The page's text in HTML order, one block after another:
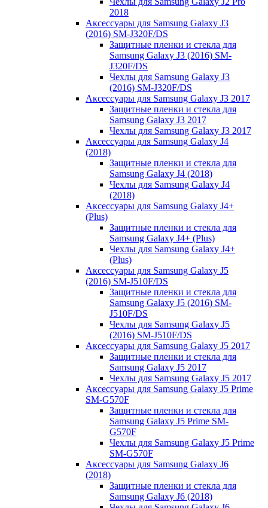
2018
Аксессуары для Samsung Galaxy J3
(2016) SM-J320F/DS
Защитные пленки и стекла для
Samsung Galaxy J3 (2016) SM-
J320F/DS
Чехлы для Samsung Galaxy J3
(2016) SM-J320F/DS
Аксессуары для Samsung Galaxy J3 2017
Защитные пленки и стекла для
Samsung Galaxy J3 2017
Чехлы для Samsung Galaxy J3 2017
Аксессуары для Samsung Galaxy J4
(2018)
Защитные пленки и стекла для
Samsung Galaxy J4 (2018)
Чехлы для Samsung Galaxy J4
(2018)
Аксессуары для Samsung Galaxy J4+
(Plus)
Защитные пленки и стекла для
Samsung Galaxy J4+ (Plus)
Чехлы для Samsung Galaxy J4+
(Plus)
Аксессуары для Samsung Galaxy J5
(2016) SM-J510F/DS
Защитные пленки и стекла для
Samsung Galaxy J5 (2016) SM-
J510F/DS
Чехлы для Samsung Galaxy J5
(2016) SM-J510F/DS
Аксессуары для Samsung Galaxy J5 2017
Защитные пленки и стекла для
Samsung Galaxy J5 2017
Чехлы для Samsung Galaxy J5 2017
Аксессуары для Samsung Galaxy J5 Prime
SM-G570F
Защитные пленки и стекла для
Samsung Galaxy J5 Prime SM-
G570F
Чехлы для Samsung Galaxy J5 Prime
SM-G570F
Аксессуары для Samsung Galaxy J6
(2018)
Защитные пленки и стекла для
Samsung Galaxy J6 (2018)